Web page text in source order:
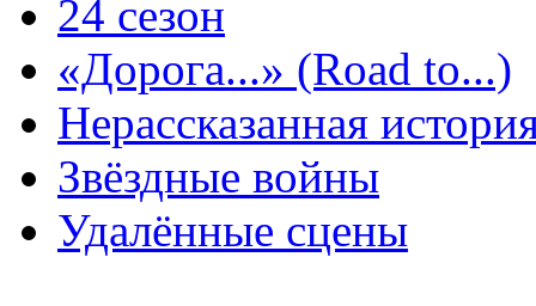
24 сезон
«Дорога...» (Road to...)
Нерассказанная
Звёздные войны
Удалённые сцены